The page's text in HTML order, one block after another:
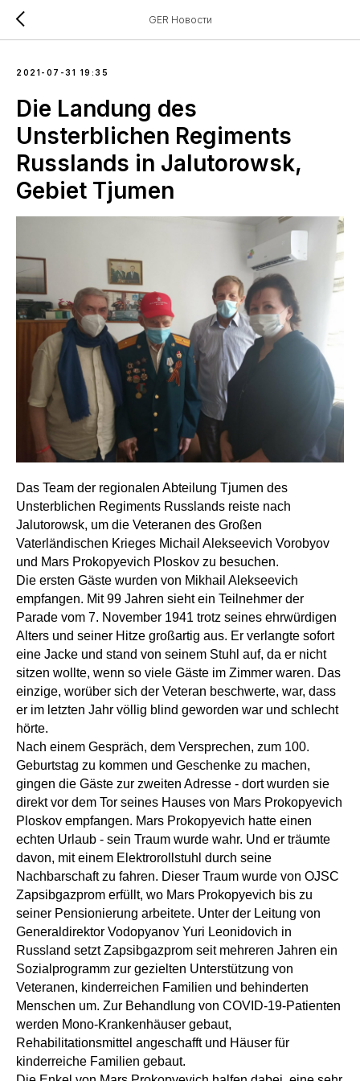
GER Новости
2021-07-31 19:35
Die Landung des
Unsterblichen Regiments
Russlands in Jalutorowsk,
Gebiet Tjumen
Das Team der regionalen Abteilung Tjumen des
Unsterblichen Regiments Russlands reiste nach
Jalutorowsk, um die Veteranen des Großen
Vaterländischen Krieges Michail Alekseevich Vorobyov
und Mars Prokopyevich Ploskov zu besuchen.
Die ersten Gäste wurden von Mikhail Alekseevich
empfangen. Mit 99 Jahren sieht ein Teilnehmer der
Parade vom 7. November 1941 trotz seines ehrwürdigen
Alters und seiner Hitze großartig aus. Er verlangte sofort
eine Jacke und stand von seinem Stuhl auf, da er nicht
sitzen wollte, wenn so viele Gäste im Zimmer waren. Das
einzige, worüber sich der Veteran beschwerte, war, dass
er im letzten Jahr völlig blind geworden war und schlecht
hörte.
Nach einem Gespräch, dem Versprechen, zum 100.
Geburtstag zu kommen und Geschenke zu machen,
gingen die Gäste zur zweiten Adresse - dort wurden sie
direkt vor dem Tor seines Hauses von Mars Prokopyevich
Ploskov empfangen. Mars Prokopyevich hatte einen
echten Urlaub - sein Traum wurde wahr. Und er träumte
davon, mit einem Elektrorollstuhl durch seine
Nachbarschaft zu fahren. Dieser Traum wurde von OJSC
Zapsibgazprom erfüllt, wo Mars Prokopyevich bis zu
seiner Pensionierung arbeitete. Unter der Leitung von
Generaldirektor Vodopyanov Yuri Leonidovich in
Russland setzt Zapsibgazprom seit mehreren Jahren ein
Sozialprogramm zur gezielten Unterstützung von
Veteranen, kinderreichen Familien und behinderten
Menschen um. Zur Behandlung von COVID-19-Patienten
werden Mono-Krankenhäuser gebaut,
Rehabilitationsmittel angeschafft und Häuser für
kinderreiche Familien gebaut.